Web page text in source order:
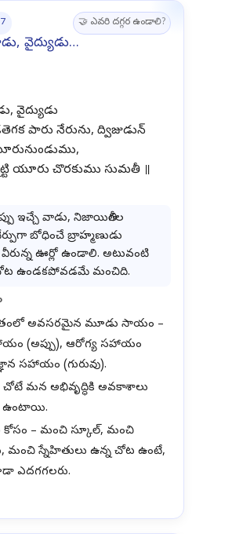
🤝 ఎవరి దగ్గర ఉండాలి?
వైద్యుడు…
వైద్యుడు
పారు నేరును, ద్విజుడున్
ఇచ్చే వాడు, నిజాయితీగల
బోధించే బ్రాహ్మణుడు
వీరున్న ఊర్లో ఉండాలి. అటువంటి
ఉండకపోవడమే మంచిది.
అవసరమైన మూడు సాయం –
(అప్పు), ఆరోగ్య సహాయం
సహాయం (గురువు).
మన అభివృద్ధికి అవకాశాలు
ఉంటాయి.
కోసం – మంచి స్కూల్, మంచి
మంచి స్నేహితులు ఉన్న చోట ఉంటే,
ఎదగగలరు.